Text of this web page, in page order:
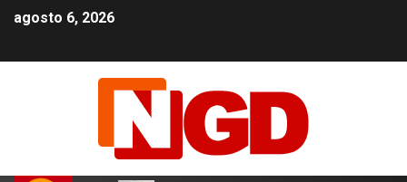
agosto 6, 2026